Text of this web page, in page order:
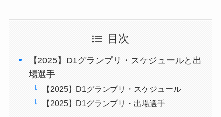
目次
【2025】D1グランプリ・スケジュールと出
場選手
【2025】D1グランプリ・スケジュール
【2025】D1グランプリ・出場選手